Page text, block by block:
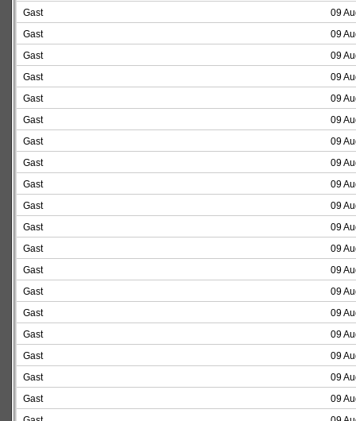
Gast
09
Gast
09
Gast
09
Gast
09
Gast
09
Gast
09
Gast
09
Gast
09
Gast
09
Gast
09
Gast
09
Gast
09
Gast
09
Gast
09
Gast
09
Gast
09
Gast
09
Gast
09
Gast
09